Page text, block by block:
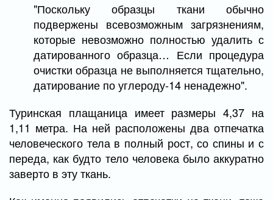
"Поскольку образцы ткани обычно
подвержены всевозможным загрязнениям,
которые невозможно полностью удалить с
датированного образца… Если процедура
очистки образца не выполняется тщательно,
датирование по углероду-14 ненадежно".
Туринская плащаница имеет размеры 4,37 на
1,11 метра. На ней расположены два отпечатка
человеческого тела в полный рост, со спины и с
переда, как будто тело человека было аккуратно
заверто в эту ткань.